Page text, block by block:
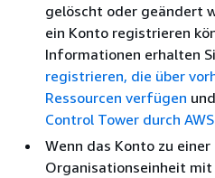
gelöscht oder geändert
ein Konto registrieren
Informationen erhalten
registrieren, die über
Ressourcen verfügen und
Control Tower durch
Wenn das Konto zu einer
Organisationseinheit